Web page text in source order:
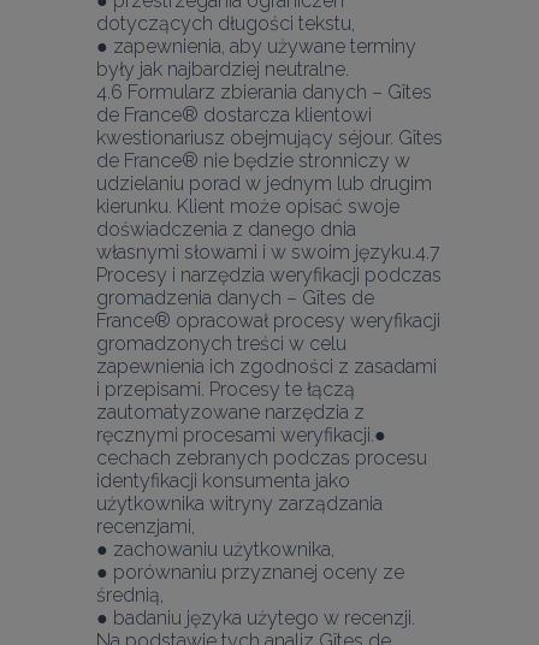
dotyczących długości tekstu,
● zapewnienia, aby używane terminy
były jak najbardziej neutralne.
4.6 Formularz zbierania danych – Gîtes
de France® dostarcza klientowi
kwestionariusz obejmujący séjour. Gîtes
de France® nie będzie stronniczy w
udzielaniu porad w jednym lub drugim
kierunku. Klient może opisać swoje
doświadczenia z danego dnia
własnymi słowami i w swoim języku.4.7
Procesy i narzędzia weryfikacji podczas
gromadzenia danych – Gîtes de
France® opracował procesy weryfikacji
gromadzonych treści w celu
zapewnienia ich zgodności z zasadami
i przepisami. Procesy te łączą
zautomatyzowane narzędzia z
ręcznymi procesami weryfikacji.●
cechach zebranych podczas procesu
identyfikacji konsumenta jako
użytkownika witryny zarządzania
recenzjami,
● zachowaniu użytkownika,
● porównaniu przyznanej oceny ze
średnią,
● badaniu języka użytego w recenzji.